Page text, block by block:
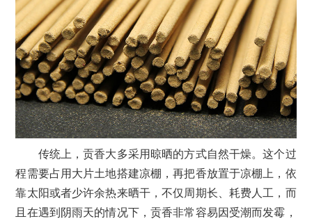
传统上，贡香大多采用晾晒的方式自然干燥。这个过
程需要占用大片土地搭建凉棚，再把香放置于凉棚上，依
靠太阳或者少许余热来晒干，不仅周期长、耗费人工，而
且在遇到阴雨天的情况下，贡香非常容易因受潮而发霉，